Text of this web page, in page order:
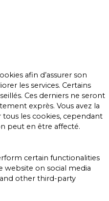
afin d’assurer son
les services. Certains
Ces derniers ne seront
exprès. Vous avez la
les cookies, cependant
peut en être affecté.
certain functionalities
website on social media
other third-party